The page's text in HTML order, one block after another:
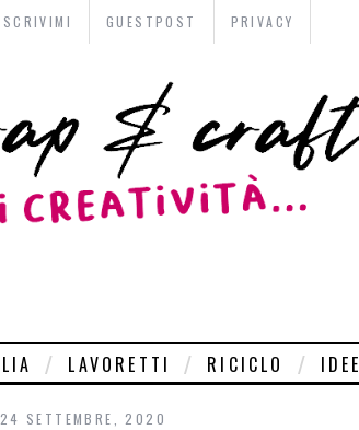
SCRIVIMI GUESTPOST PRIVACY
LAVORETTI RICICLO IDEE
24 SETTEMBRE, 2020